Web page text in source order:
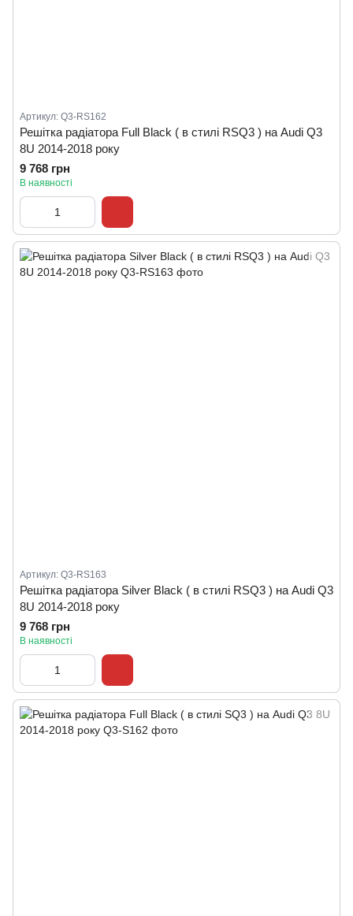
Артикул: Q3-RS162
Решітка радіатора Full Black ( в стилі RSQ3 ) на Audi Q3
8U 2014-2018 року
9 768 грн
В наявності
Артикул: Q3-RS163
Решітка радіатора Silver Black ( в стилі RSQ3 ) на Audi Q3
8U 2014-2018 року
9 768 грн
В наявності